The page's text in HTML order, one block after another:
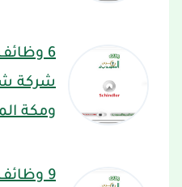
6
شركة
ومكة
9